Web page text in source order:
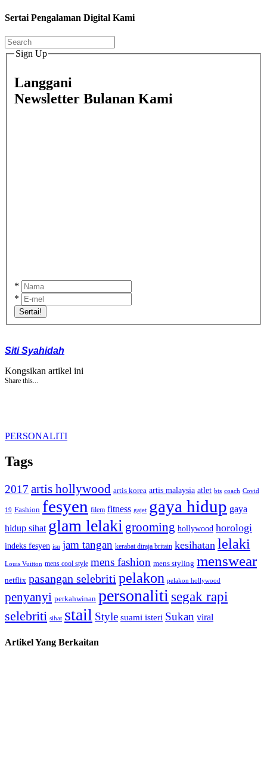
Sertai Pengalaman Digital Kami
Sign Up
Langgani
Newsletter Bulanan Kami
*
*
Sertai!
Siti Syahidah
Kongsikan artikel ini
Share this...
PERSONALITI
Tags
2017 artis hollywood artis korea artis malaysia atlet bts coach Covid
19 Fashion fesyen filem fitness gajet gaya hidup gaya
hidup sihat glam lelaki grooming hollywood horologi
indeks fesyen isu jam tangan kerabat diraja britain kesihatan lelaki
Louis Vuitton mens cool style mens fashion mens styling menswear
netflix pasangan selebriti pelakon pelakon hollywood
penyanyi perkahwinan personaliti segak rapi
selebriti sihat stail Style suami isteri Sukan viral
Artikel Yang Berkaitan